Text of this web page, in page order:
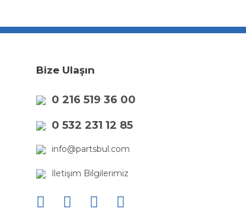
Bize Ulaşın
0 216 519 36 00
0 532 231 12 85
info@partsbul.com
İletişim Bilgilerimiz